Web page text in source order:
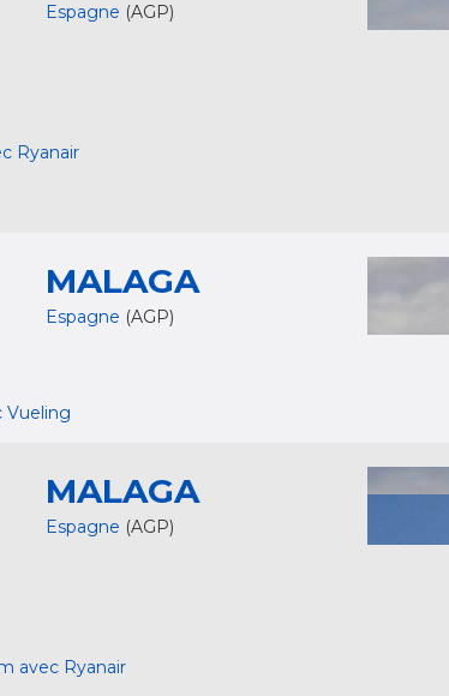
Espagne (AGP)
Ryanair
MALAGA
Espagne (AGP)
Vueling
MALAGA
Espagne (AGP)
avec Ryanair